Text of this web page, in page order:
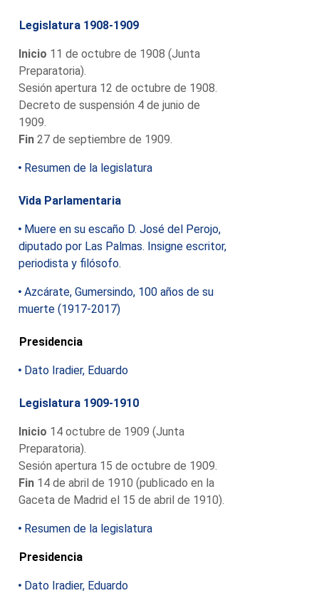
Legislatura 1908-1909
Inicio 11 de octubre de 1908 (Junta
Preparatoria).
Sesión apertura 12 de octubre de 1908.
Decreto de suspensión 4 de junio de
1909.
Fin 27 de septiembre de 1909.
Resumen de la legislatura
Vida Parlamentaria
Muere en su escaño D. José del Perojo,
diputado por Las Palmas. Insigne escritor,
periodista y filósofo.
Azcárate, Gumersindo, 100 años de su
muerte (1917-2017)
Presidencia
Dato Iradier, Eduardo
Legislatura 1909-1910
Inicio 14 octubre de 1909 (Junta
Preparatoria).
Sesión apertura 15 de octubre de 1909.
Fin 14 de abril de 1910 (publicado en la
Gaceta de Madrid el 15 de abril de 1910).
Resumen de la legislatura
Presidencia
Dato Iradier, Eduardo